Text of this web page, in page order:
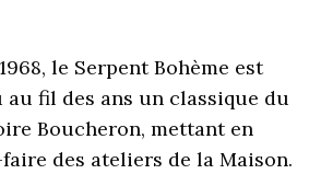
le Serpent Bohème est
au fil des ans un classique du
Boucheron, mettant en
des ateliers de la Maison.